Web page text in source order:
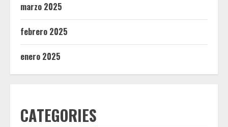
marzo 2025
febrero 2025
enero 2025
CATEGORIES